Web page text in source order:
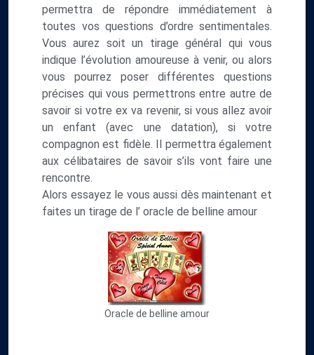
permettra de répondre immédiatement à
toutes vos questions d’ordre sentimentales.
Vous aurez soit un tirage général qui vous
indique l’évolution amoureuse à venir, ou alors
vous pourrez poser différentes questions
précises qui vous permettrons entre autre de
savoir si votre ex va revenir, si vous allez avoir
un enfant (avec une datation), si votre
compagnon est fidèle. Il permettra également
aux célibataires de savoir s’ils vont faire une
rencontre.
Alors essayez le vous aussi dès maintenant et
faites un tirage de l’ oracle de belline amour
Oracle de belline amour